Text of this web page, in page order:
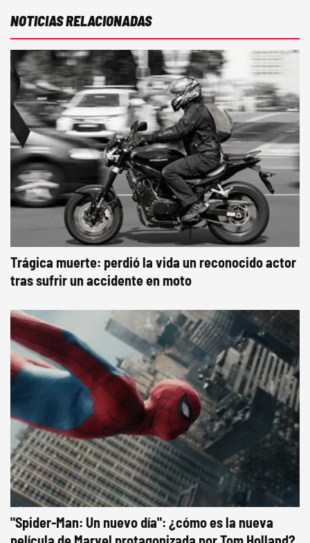
NOTICIAS RELACIONADAS
Trágica muerte: perdió la vida un reconocido actor
tras sufrir un accidente en moto
"Spider-Man: Un nuevo día": ¿cómo es la nueva